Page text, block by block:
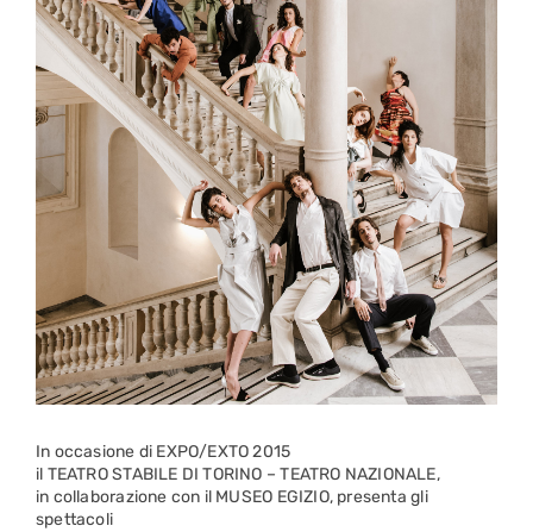
In occasione di EXPO/EXTO 2015
il TEATRO STABILE DI TORINO – TEATRO NAZIONALE,
in collaborazione con il MUSEO EGIZIO, presenta gli
spettacoli